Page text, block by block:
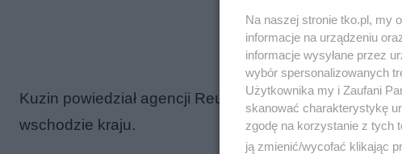
Kuzin powiedział agencji Reutera, że mężczyzna
wschodzie kraju.
Na naszej stronie tko.pl, my
informacje na urządzeniu
informacje wysyłane przez
wybór spersonalizowanych
Użytkownika my i Zaufani
skanować charakterystykę
zgodę na korzystanie z tych
ją zmienić/wycofać klikając